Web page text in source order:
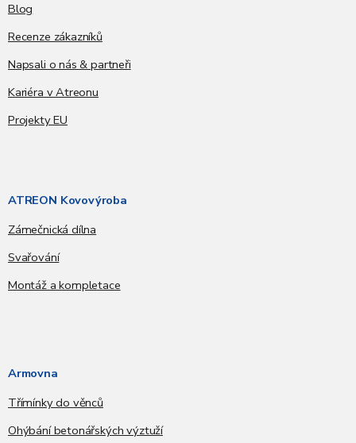
Blog
Recenze zákazníků
Napsali o nás & partneři
Kariéra v Atreonu
Projekty EU
ATREON Kovovýroba
Zámečnická dílna
Svařování
Montáž a kompletace
Armovna
Třímínky do věnců
Ohýbání betonářských výztuží